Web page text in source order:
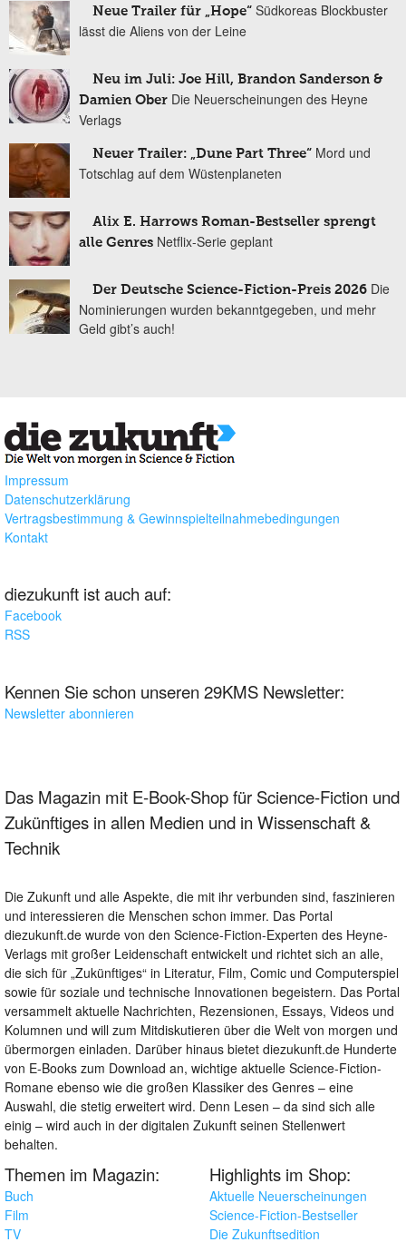
Neue Trailer für „Hope“ Südkoreas Blockbuster
lässt die Aliens von der Leine
Neu im Juli: Joe Hill, Brandon Sanderson &
Damien Ober Die Neuerscheinungen des Heyne
Verlags
Neuer Trailer: „Dune Part Three“ Mord und
Totschlag auf dem Wüstenplaneten
Alix E. Harrows Roman-Bestseller sprengt
alle Genres Netflix-Serie geplant
Der Deutsche Science-Fiction-Preis 2026 Die
Nominierungen wurden bekanntgegeben, und mehr
Geld gibt’s auch!
Impressum
Datenschutzerklärung
Vertragsbestimmung & Gewinnspielteilnahmebedingungen
Kontakt
diezukunft ist auch auf:
Facebook
RSS
Kennen Sie schon unseren 29KMS Newsletter:
Newsletter abonnieren
Das Magazin mit E-Book-Shop für Science-Fiction und
Zukünftiges in allen Medien und in Wissenschaft &
Technik
Die Zukunft und alle Aspekte, die mit ihr verbunden sind, faszinieren
und interessieren die Menschen schon immer. Das Portal
diezukunft.de wurde von den Science-Fiction-Experten des Heyne-
Verlags mit großer Leidenschaft entwickelt und richtet sich an alle,
die sich für „Zukünftiges“ in Literatur, Film, Comic und Computerspiel
sowie für soziale und technische Innovationen begeistern. Das Portal
versammelt aktuelle Nachrichten, Rezensionen, Essays, Videos und
Kolumnen und will zum Mitdiskutieren über die Welt von morgen und
übermorgen einladen. Darüber hinaus bietet diezukunft.de Hunderte
von E-Books zum Download an, wichtige aktuelle Science-Fiction-
Romane ebenso wie die großen Klassiker des Genres – eine
Auswahl, die stetig erweitert wird. Denn Lesen – da sind sich alle
einig – wird auch in der digitalen Zukunft seinen Stellenwert
behalten.
Themen im Magazin:
Buch
Film
TV
Highlights im Shop:
Aktuelle Neuerscheinungen
Science-Fiction-Bestseller
Die Zukunftsedition